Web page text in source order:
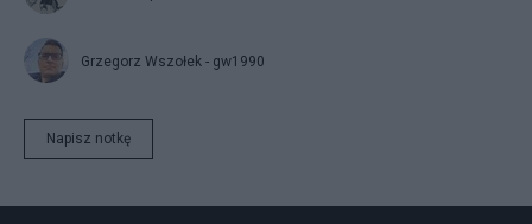
Grzegorz Wszołek - gw1990
Napisz notkę